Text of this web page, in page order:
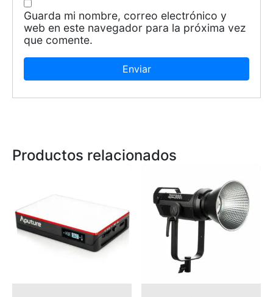
Guarda mi nombre, correo electrónico y
web en este navegador para la próxima vez
que comente.
Productos relacionados